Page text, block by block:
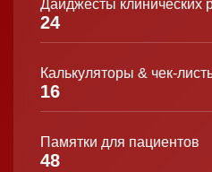
Дайджесты клинических
24
Калькуляторы & чек-
16
Памятки для пациентов
48